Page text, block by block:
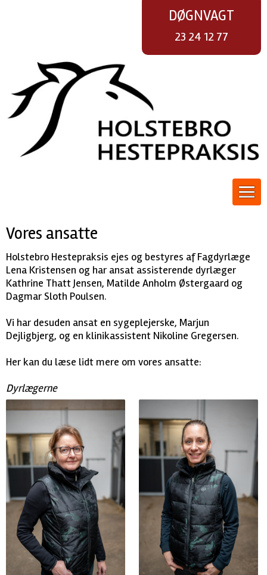
DØGNVAGT
23 24 12 77
Vores ansatte
Holstebro Hestepraksis ejes og bestyres af Fagdyrlæge
Lena Kristensen og har ansat assisterende dyrlæger
Kathrine Thatt Jensen, Matilde Anholm Østergaard og
Dagmar Sloth Poulsen.
Vi har desuden ansat en sygeplejerske, Marjun
Dejligbjerg, og en klinikassistent Nikoline Gregersen.
Her kan du læse lidt mere om vores ansatte:
Dyrlægerne